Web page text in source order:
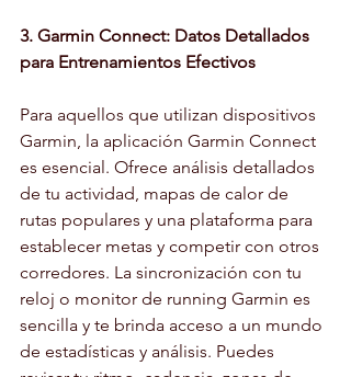
3. Garmin Connect: Datos Detallados
para Entrenamientos Efectivos
Para aquellos que utilizan dispositivos
Garmin, la aplicación Garmin Connect
es esencial. Ofrece análisis detallados
de tu actividad, mapas de calor de
rutas populares y una plataforma para
establecer metas y competir con otros
corredores. La sincronización con tu
reloj o monitor de running Garmin es
sencilla y te brinda acceso a un mundo
de estadísticas y análisis. Puedes